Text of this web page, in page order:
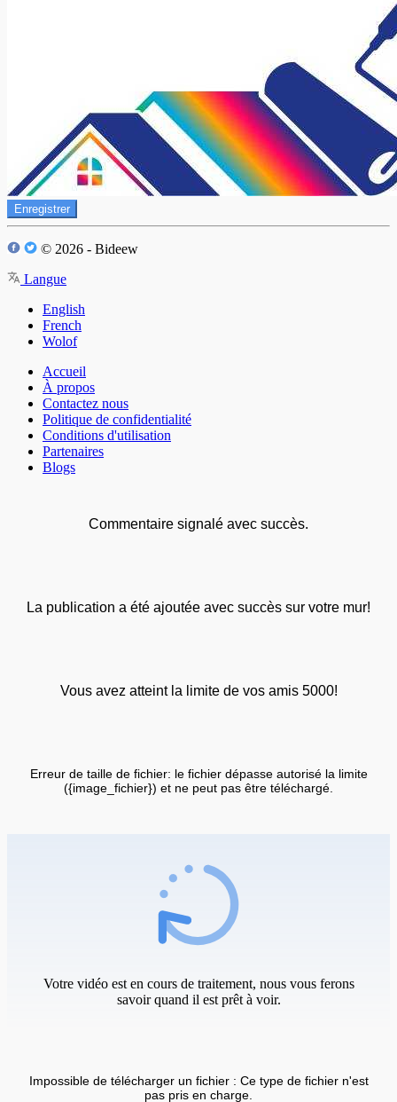
Enregistrer
© 2026 - Bideew
Langue
English
French
Wolof
Accueil
À propos
Contactez nous
Politique de confidentialité
Conditions d'utilisation
Partenaires
Blogs
Commentaire signalé avec succès.
La publication a été ajoutée avec succès sur votre mur!
Vous avez atteint la limite de vos amis 5000!
Erreur de taille de fichier: le fichier dépasse autorisé la limite
({image_fichier}) et ne peut pas être téléchargé.
Votre vidéo est en cours de traitement, nous vous ferons
savoir quand il est prêt à voir.
Impossible de télécharger un fichier : Ce type de fichier n'est
pas pris en charge.